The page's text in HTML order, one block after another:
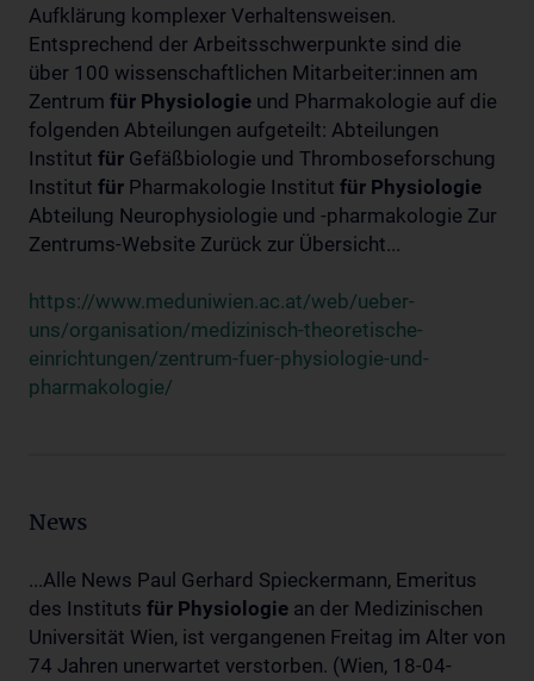
Aufklärung komplexer Verhaltensweisen.
Entsprechend der Arbeitsschwerpunkte sind die
über 100 wissenschaftlichen Mitarbeiter:innen am
Zentrum für Physiologie und Pharmakologie auf die
folgenden Abteilungen aufgeteilt: Abteilungen
Institut für Gefäßbiologie und Thromboseforschung
Institut für Pharmakologie Institut für Physiologie
Abteilung Neurophysiologie und -pharmakologie Zur
Zentrums-Website Zurück zur Übersicht...
https://www.meduniwien.ac.at/web/ueber-
uns/organisation/medizinisch-theoretische-
einrichtungen/zentrum-fuer-physiologie-und-
pharmakologie/
News
...Alle News Paul Gerhard Spieckermann, Emeritus
des Instituts für Physiologie an der Medizinischen
Universität Wien, ist vergangenen Freitag im Alter von
74 Jahren unerwartet verstorben. (Wien, 18-04-